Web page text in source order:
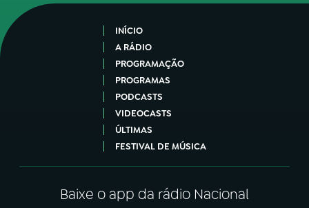
INÍCIO
A RÁDIO
PROGRAMAÇÃO
PROGRAMAS
PODCASTS
VIDEOCASTS
ÚLTIMAS
FESTIVAL DE MÚSICA
Baixe o app da rádio Nacional